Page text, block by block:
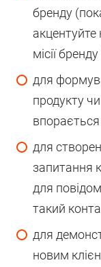
бренду
місії бренду
для
продукту
для
запитання
для
такий
для
новим